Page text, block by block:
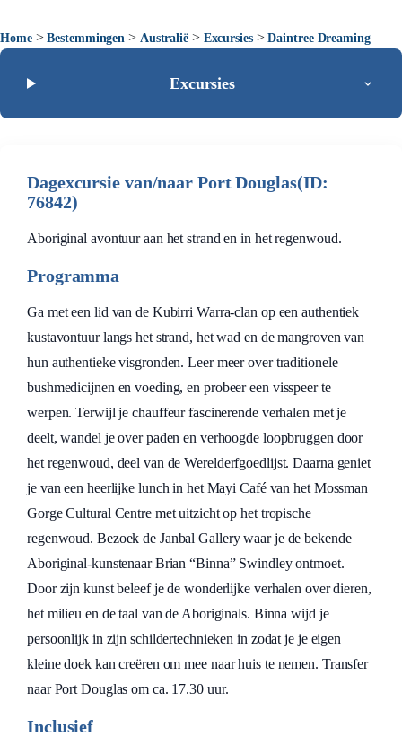
Home>Bestemmingen > Australië> Excursies>Daintree Dreaming
Excursies
Dagexcursie van/naar Port Douglas(ID:
76842)
Aboriginal avontuur aan het strand en in het regenwoud.
Programma
Ga met een lid van de Kubirri Warra-clan op een authentiek
kustavontuur langs het strand, het wad en de mangroven van
hun authentieke visgronden. Leer meer over traditionele
bushmedicijnen en voeding, en probeer een visspeer te
werpen. Terwijl je chauffeur fascinerende verhalen met je
deelt, wandel je over paden en verhoogde loopbruggen door
het regenwoud, deel van de Werelderfgoedlijst. Daarna geniet
je van een heerlijke lunch in het Mayi Café van het Mossman
Gorge Cultural Centre met uitzicht op het tropische
regenwoud. Bezoek de Janbal Gallery waar je de bekende
Aboriginal-kunstenaar Brian “Binna” Swindley ontmoet.
Door zijn kunst beleef je de wonderlijke verhalen over dieren,
het milieu en de taal van de Aboriginals. Binna wijd je
persoonlijk in zijn schildertechnieken in zodat je je eigen
kleine doek kan creëren om mee naar huis te nemen. Transfer
naar Port Douglas om ca. 17.30 uur.
Inclusief